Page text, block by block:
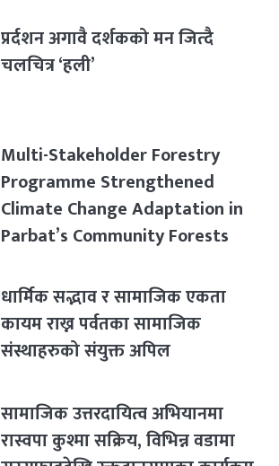
प्रर्दशन अगावै दर्शकको मन जित्दै
चलचित्र ‘हली’
Multi-Stakeholder Forestry
Programme Strengthened
Climate Change Adaptation in
Parbat’s Community Forests
धार्मिक सद्भाव र सामाजिक एकता
कायम राख्न पर्वतका सामाजिक
संस्थाहरुको संयुक्त अपिल
सामाजिक उत्तरदायित्व अभियानमा
रास्वपा कुश्मा सक्रिय, विभिन्न वडामा